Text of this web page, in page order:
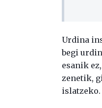
Urdina
begi
esanik
zenetik,
islatzeko.